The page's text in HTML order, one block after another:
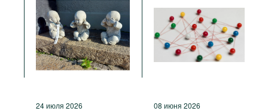
24 июля 2026 08 июня 2026